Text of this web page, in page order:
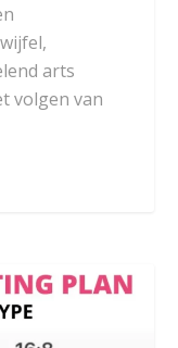
arts
volgen van